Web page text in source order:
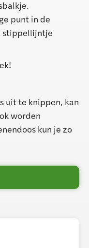
punt in de
stippellijntje
uit te knippen, kan
worden
kun je zo